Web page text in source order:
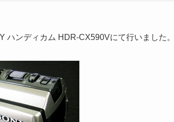
ハンディカム HDR-CX590Vにて行いました。